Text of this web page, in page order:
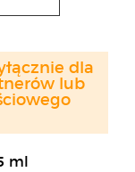
ml
dla
lub